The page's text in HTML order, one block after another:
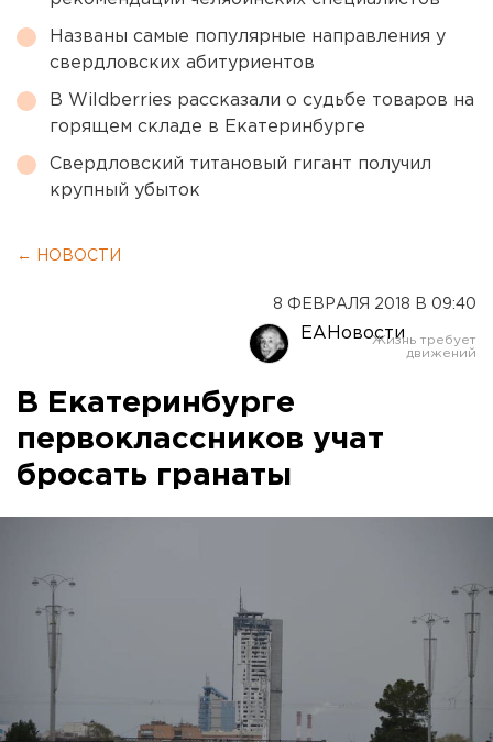
Названы самые популярные направления у
свердловских абитуриентов
В Wildberries рассказали о судьбе товаров на
горящем складе в Екатеринбурге
Свердловский титановый гигант получил
крупный убыток
← НОВОСТИ
8 ФЕВРАЛЯ 2018 В 09:40
ЕАНовости
В Екатеринбурге
первоклассников учат
бросать гранаты